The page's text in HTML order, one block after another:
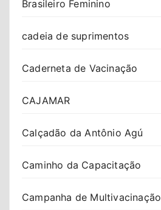
Brasileiro Feminino
cadeia de suprimentos
Caderneta de Vacinação
CAJAMAR
Calçadão da Antônio Agú
Caminho da Capacitação
Campanha de Multivacinação